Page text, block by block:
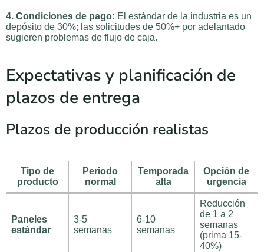
4. Condiciones de pago: El estándar de la industria es un
depósito de 30%; las solicitudes de 50%+ por adelantado
sugieren problemas de flujo de caja.
Expectativas y planificación de
plazos de entrega
Plazos de producción realistas
Tipo de
producto
Periodo
normal
Temporada
alta
Opción de
urgencia
Paneles
estándar
3-5
semanas
6-10
semanas
Reducción
de 1 a 2
semanas
(prima 15-
40%)